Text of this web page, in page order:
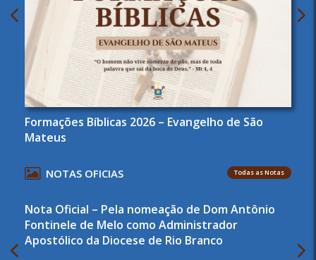
Formações Bíblicas 2026 – Evangelho de São
Mateus
NOTAS OFICIAS Todas as Notas
Nota Oficial – Pela nomeação de Dom Antônio
Fontinele de Melo como Administrador
Apostólico da Diocese de Rio Branco